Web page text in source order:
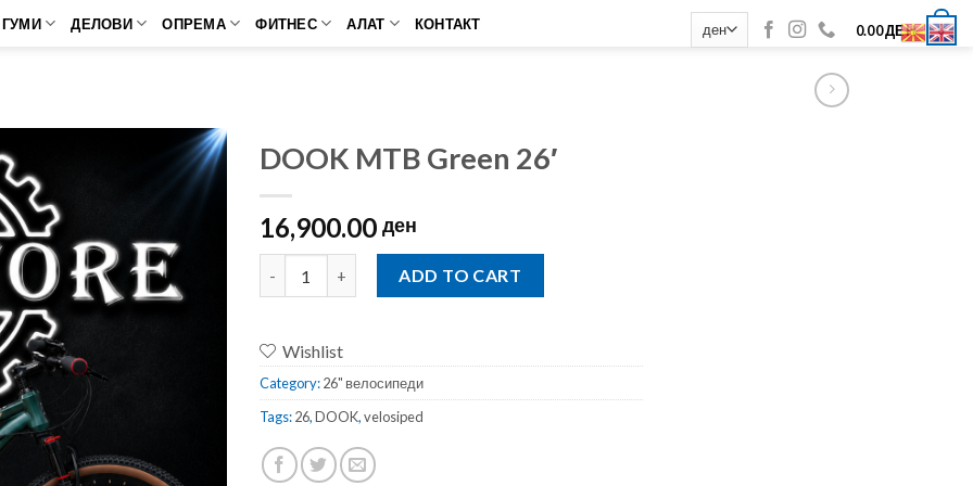
ГУМИ ДЕЛОВИ ОПРЕМА ФИТНЕС АЛАТ КОНТАКТ 0.00ДЕН 0
DOOK MTB Green 26′
16,900.00 ден
ADD TO CART
Wishlist
Category:26" велосипеди
Tags:26,DOOK,velosiped